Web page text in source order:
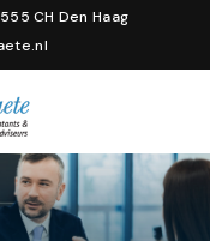
CH Den Haag